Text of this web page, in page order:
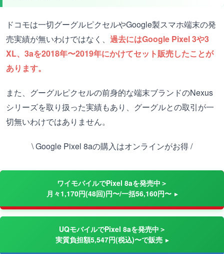
ドコモは一切グーグルピクセルやGoogle製スマホ端末の発
売実績が無いわけではなく、 過去にはGoogle Pixel 3や3
XL、3aを2018年〜2019年にかけてセット販売したことが
あります。
また、グーグルピクセルの前身的な端末ブランドのNexus
シリーズを取り扱った実績もあり、グーグルとの取引が一
切無いわけではありません。
\ Google Pixel 8aの購入はオンラインがお得 /
ワイモバイルでPixel 8aを発売中＞
月々1,170円(48回)円〜/一括56,160円〜
UQモバイルでPixel 8aを発売中＞
実質負担額5,547円(税込)〜で販売